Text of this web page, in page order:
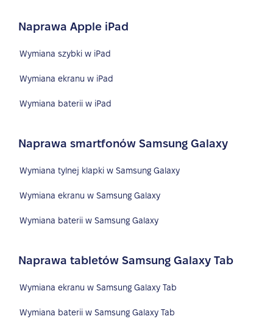
Naprawa Apple iPad
Wymiana szybki w iPad
Wymiana ekranu w iPad
Wymiana baterii w iPad
Naprawa smartfonów Samsung Galaxy
Wymiana tylnej klapki w Samsung Galaxy
Wymiana ekranu w Samsung Galaxy
Wymiana baterii w Samsung Galaxy
Naprawa tabletów Samsung Galaxy Tab
Wymiana ekranu w Samsung Galaxy Tab
Wymiana baterii w Samsung Galaxy Tab